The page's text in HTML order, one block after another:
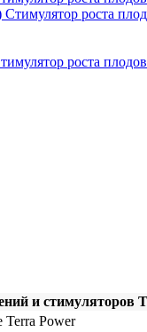
роста
и стимуляторов
Terra Power